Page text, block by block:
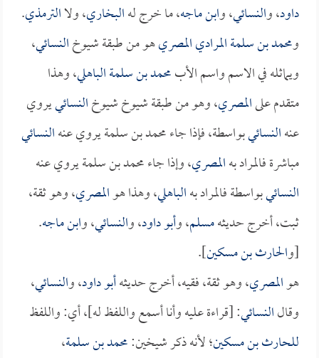
داود، والنسائي، وابن ماجه، ما خرج لهالبخاري، ولاالترمذي.
ومحمد بن سلمة المرادي المصريهو من طبقة شيوخالنسائي،
ويماثله في الاسم واسم الأبمحمد بن سلمة الباهلي، وهذا
متقدم علىالمصري، وهو من طبقة شيوخ شيوخالنسائييروي
عنهالنسائيبواسطة، فإذا جاء محمد بن سلمة يروي عنهالنسائي
مباشرة فالمراد بهالمصري، وإذا جاء محمد بن سلمة يروي عنه
النسائيبواسطة فالمراد بهالباهلي، وهذا هوالمصري، وهو ثقة،
ثبت، أخرج حديثهمسلم، وأبو داود، والنسائي، وابن ماجه.
[والحارث بن مسكين].
هوالمصري، وهو ثقة، فقيه، أخرج حديثهأبو داود، والنسائي،
وقالالنسائي: [قراءة عليه وأنا أسمع واللفظ له]، أي: واللفظ
للحارث بن مسكين؛ لأنه ذكر شيخين:محمد بن سلمة،